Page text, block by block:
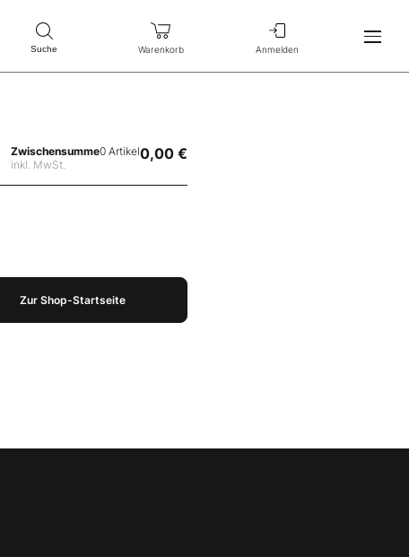
Suche Warenkorb Anmelden
Zwischensumme
inkl. MwSt.
0 Artikel0,00 €
Zur Shop-Startseite